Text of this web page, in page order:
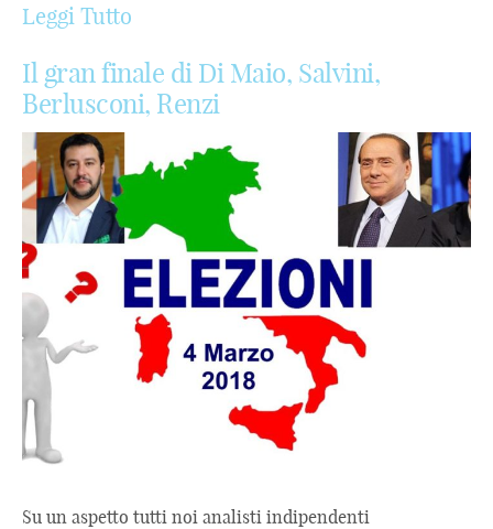
Leggi Tutto
Il gran finale di Di Maio, Salvini,
Berlusconi, Renzi
Su un aspetto tutti noi analisti indipendenti